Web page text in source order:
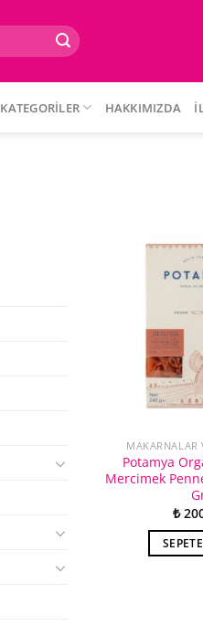
KATEGORILER HAKKIMIZDA
MAKARNALAR
Potamya
Mercimek
₺